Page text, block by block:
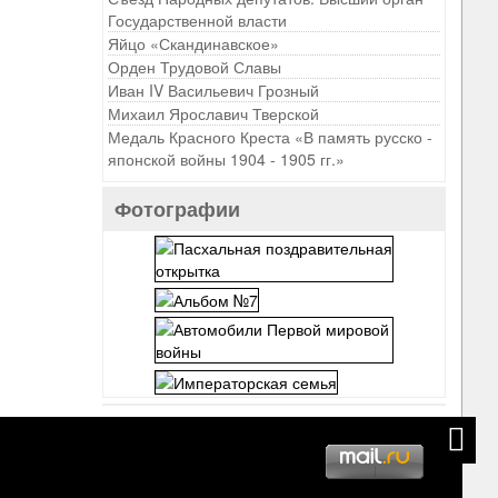
Государственной власти
Яйцо «Скандинавское»
Орден Трудовой Славы
Иван IV Васильевич Грозный
Михаил Ярославич Тверской
Медаль Красного Креста «В память русско -
японской войны 1904 - 1905 гг.»
Фотографии